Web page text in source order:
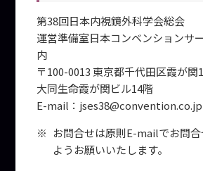
第38回日本内視鏡外科学会総会
運営準備室日本コンベンションサ
内
〒100-0013 東京都千代田区霞が
大同生命霞が関ビル14階
E-mail：jses38@convention.co.jp
お問合せは原則E-mailでお問
ようお願いいたします。